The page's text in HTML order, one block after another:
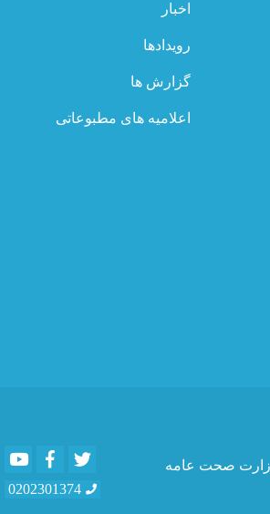
اخبار
رویدادها
گزارش ها
اعلامیه های مطبوعاتی
صحت عامه
YoutubeFacebook
0202301374